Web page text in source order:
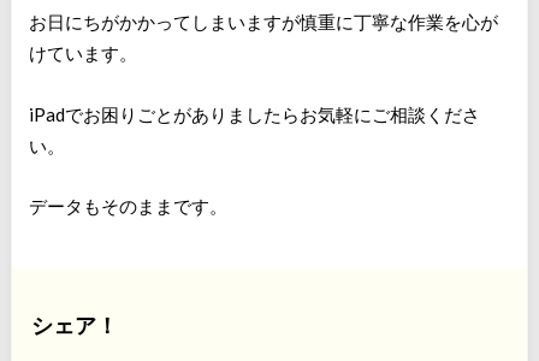
お日にちがかかってしまいますが慎重に丁寧な作業を心が
けています。
iPadでお困りごとがありましたらお気軽にご相談くださ
い。
データもそのままです。
シェア！